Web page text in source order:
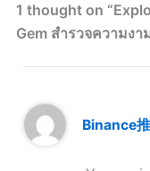
1 thought on
Gem สำรวจความง
Binance